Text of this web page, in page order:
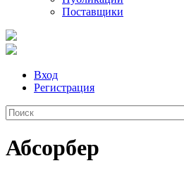
Поставщики
Вход
Регистрация
Абсорбер